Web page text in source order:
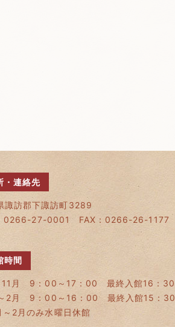
・連絡先
諏訪郡下諏訪町3289
0266-27-0001 FAX：0266-26-1177
時間
11月 9：00～17：00 最終入館16：30
2月 9：00～16：00 最終入館15：30
～2月のみ水曜日休館